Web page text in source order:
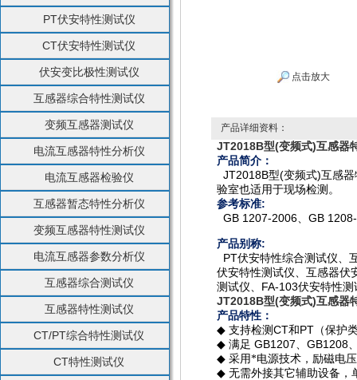
PT伏安特性测试仪
CT伏安特性测试仪
伏安变比极性测试仪
互感器综合特性测试仪
变频互感器测试仪
电流互感器特性分析仪
电流互感器检验仪
互感器暂态特性分析仪
变频互感器特性测试仪
电流互感器参数分析仪
互感器综合测试仪
互感器特性测试仪
CT/PT综合特性测试仪
CT特性测试仪
点击放大
产品详细资料：
JT2018B型(变频式)互感器
产品简介：
JT2018B型(变频式)互感
验室也适用于现场检测。
参考标准:
GB 1207-2006、 GB
产品别称:
PT伏安特性综合测试仪、
伏安特性测试仪、互感器伏
测试仪、FA-103伏安特性
JT2018B型(变频式)互感器
产品特性：
◆ 支持检测 CT和 PT （保护
◆ 满足 GB1207、 GB1208
◆ 采用*电源技术，励磁电
◆ 无需外接其它辅助设备，